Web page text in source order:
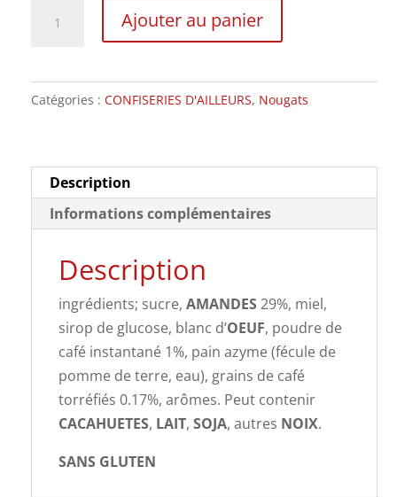
Café,
la
Ajouter au panier
Catégories : CONFISERIES D'AILLEURS, Nougats
Description
Informations complémentaires
Description
ingrédients; sucre, AMANDES29%, miel,
sirop de glucose, blanc d’OEUF, poudre de
café instantané 1%, pain azyme (fécule de
pomme de terre, eau), grains de café
torréfiés 0.17%, arômes. Peut contenir
CACAHUETES, LAIT, SOJA, autres NOIX.
SANS GLUTEN